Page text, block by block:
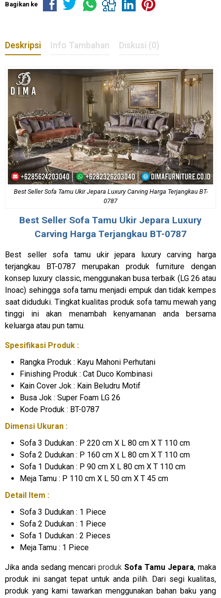
Bagikan ke
Deskripsi Info Tambahan Diskusi (0)
Best Seller Sofa Tamu Ukir Jepara Luxury Carving Harga Terjangkau BT-
0787
Best Seller Sofa Tamu Ukir Jepara Luxury
Carving Harga Terjangkau BT-0787
Best seller sofa tamu ukir jepara luxury carving harga
terjangkau BT-0787 merupakan produk furniture dengan
konsep luxury classic, menggunakan busa terbaik (LG 26 atau
Inoac) sehingga sofa tamu menjadi empuk dan tidak kempes
saat diduduki. Tingkat kualitas produk sofa tamu mewah yang
tinggi ini akan menambah kenyamanan anda bersama
keluarga atau pun tamu.
Spesifikasi Produk :
Rangka Produk : Kayu Mahoni Perhutani
Finishing Produk : Cat Duco Kombinasi
Kain Cover Jok : Kain Beludru Motif
Busa Jok : Super Foam LG 26
Kode Produk : BT-0787
Dimensi Ukuran :
Sofa 3 Dudukan : P 220 cm X L 80 cm X T 110 cm
Sofa 2 Dudukan : P 160 cm X L 80 cm X T 110 cm
Sofa 1 Dudukan : P 90 cm X L 80 cm X T 110 cm
Meja Tamu : P 110 cm X L 50 cm X T 45 cm
Detail Item :
Sofa 3 Dudukan : 1 Piece
Sofa 2 Dudukan : 1 Piece
Sofa 1 Dudukan : 2 Pieces
Meja Tamu : 1 Piece
Jika anda sedang mencari produk Sofa Tamu Jepara, maka
produk ini sangat tepat untuk anda pilih. Dari segi kualitas,
produk yang kami tawarkan menggunakan bahan baku yang